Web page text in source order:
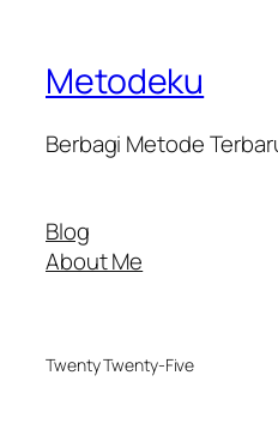
Metodeku
Berbagi Metode
Blog
About Me
Twenty Twenty-Five